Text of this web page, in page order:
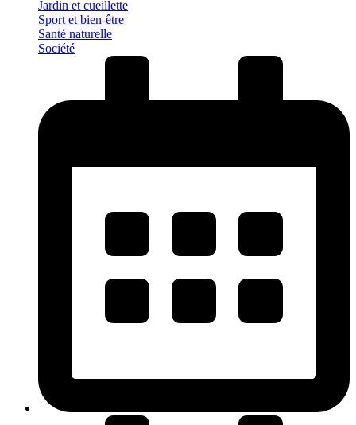
Jardin et cueillette
Sport et bien-être
Santé naturelle
Société